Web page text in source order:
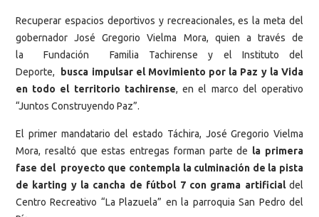
Recuperar espacios deportivos y recreacionales, es la meta del
gobernador José Gregorio Vielma Mora, quien a través de
la Fundación Familia Tachirense y el Instituto del
Deporte,
busca impulsar el Movimiento por la Paz y la Vida
en todo el territorio tachirense, en el marco del operativo
“Juntos Construyendo Paz”.
El primer mandatario del estado Táchira, José Gregorio Vielma
Mora, resaltó que estas entregas forman parte de la primera
fase del proyecto que contempla la culminación de la pista
de karting y la cancha de fútbol 7 con grama artificialdel
Centro Recreativo “La Plazuela” en la parroquia San Pedro del